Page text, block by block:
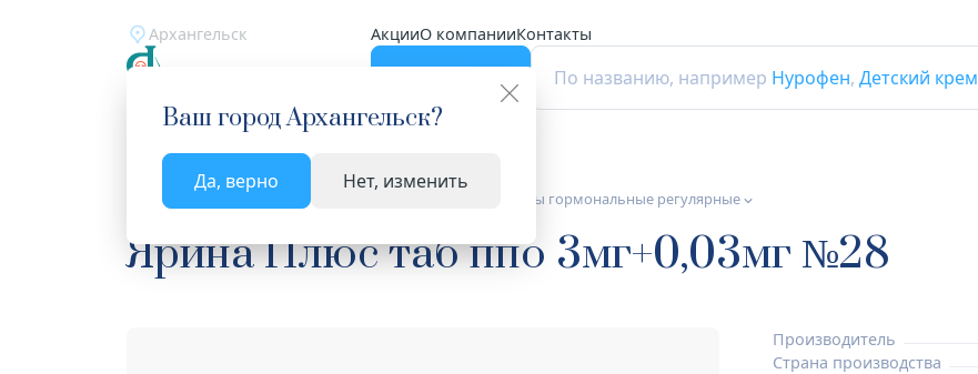
Архангельск АкцииО компанииКонтакты
По названию, например Нурофен, Детский крем
Ваш городАрхангельск?
Да, верно Нет, изменить
Главная Каталог Лекарства и БАД Контрацептивы гормональные регулярные
Ярина Плюс таб ппо 3мг+0,03мг №28
Производитель
Страна производства